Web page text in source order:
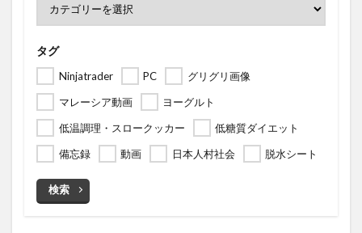
タグ
Ninjatrader PC
グリグリ画像
マレーシア動画
ヨーグルト
低温調理・スロークッカー
低糖質ダイエット
備忘録
動画 日本人村社会 脱水シート
検索